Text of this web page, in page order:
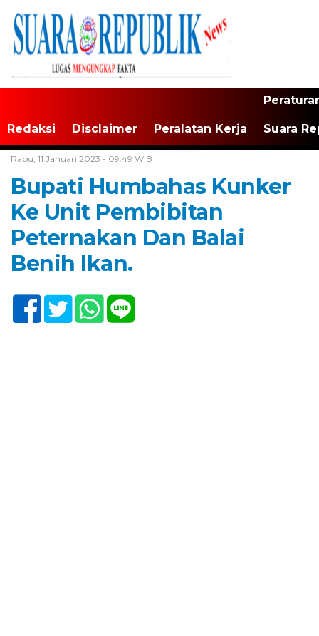
Redaksi Disclaimer Peralatan Kerja Suara
Rabu, 11 Januari 2023 - 09:49 WIB
Bupati Humbahas Kunker
Ke Unit Pembibitan
Peternakan Dan Balai
Benih Ikan.